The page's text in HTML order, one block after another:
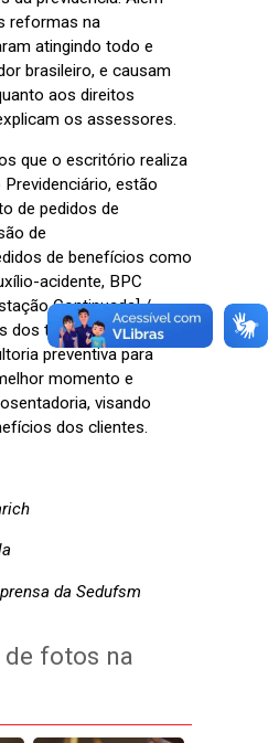
reformas na
atingindo todo e
brasileiro, e causam
aos direitos
os assessores.
que o escritório realiza
estão
de pedidos de
de
de benefícios como
acidente, BPC
Continuada] /
dos trabalhadores com
preventiva para
momento e
visando
dos clientes.
da Sedufsm
de fotos na